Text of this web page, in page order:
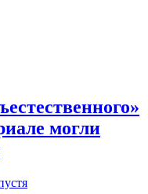
могли